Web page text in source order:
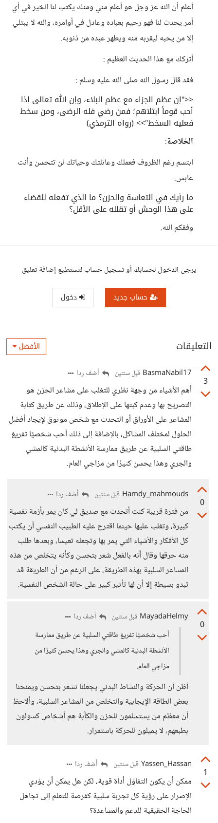
أعلم أن الله عز وجل هو أعلم مني ومنك يكتب لنا الخير في أي
أمر يحدث لنا فهو رحيم بعباده وعادل في أوامره، والله لا يبتلي
إلا من يحبه ليقربه منه ويطهر عبده من ذنوبه.
أتركك مع هذا الحديث العظيم :
فقد قال رسول الله صلى الله عليه وسلم :
<<"إن عظم الجزاء مع عظم البلاء، وإن الله تعالى إذا
أحب قوماً ابتلاهم؛ فمن رضي فله الرضى، ومن سخط
فعليه السخط">> (رواه الترمذي)
الخلاصة:
ابتسم رغم الظروف فعملك وعائلتك وحياتك لن تتحسن وأنت
عابس.
ما رأيك في التعاسة والحزن؟ ما الذي تفعله للقضاء
على هذا الوحش أو تقلله على الأقل؟
وفقكم الله.
يرجى الدخول لحسابك أو تسجيل حساب لتستطيع إضافة تعليق
حساب جديد دخول
التعليقات الأفضل
3
BasmaNabil17 قبل سنتين أضف ردا
أهم الأشياء من وجهة نظري للتغلب على مشاعر الحزن هو
التصريح بها وعدم كبتها على الإطلاق، وذلك عن طريق كتابة
المشاعر على الأوراق أو التحدث مع شخص موثوق لإيجاد أفضل
الحلول لمختلف المشاكل، بالإضافة إلى ذلك أحب شخصيًا تفريغ
طاقتي السلبية عن طريق ممارسة الأنشطة البدنية كالمشي
والجري وهذا يحسن كثيرًا من مزاجي العام.
0
Hamdy_mahmouds قبل سنتين أضف ردا
من فترة قريبة كنت أتحدث مع صديق لي كان يمر بأزمة نفسية
كبيرة، وتغلب عليها حينما اقترح عليه الطبيب النفسي أن يكتب
كل الأفكار والأشياء التي يمر بها وتجعله تعيسا، وبعدها طلب
منه حرقها وقال أنه بالفعل شعر بتحسن وكأنه يتخلص من هذه
المشاعر السلبية بهذه الطريقة، على الرغم من أن الطريقة قد
تبدو بسيطة إلا أن لها تأثير كبير على حالة الشخص النفسية.
0
MayadaHelmy قبل سنتين
أضف ردا
أحب شخصيًا تفريغ طاقتي السلبية عن طريق ممارسة
الأنشطة البدنية كالمشي والجري وهذا يحسن كثيرًا من
مزاجي العام.
أظن أن الحركة والنشاط البدني يجعلنا نشعر بتحسن ويمنحنا
بعض الطاقة الإيجابية والتخلص من المشاعر السلبية، وألاحظ
أن معظم من يستسلمون للحزن والكآبة هم أشخاص كسولون
بطبعهم، لا يميلون للحركة باستمرار.
1
Yassen_Hassan قبل سنتين أضف ردا
ممكن أن يكون التفاؤل أداة قوية، لكن هل يمكن أن يؤدي
الإصرار على رؤية كل تجربة سلبية كفرصة للتعلم إلى تجاهل
الحاجة الحقيقية للدعم والمساعدة؟